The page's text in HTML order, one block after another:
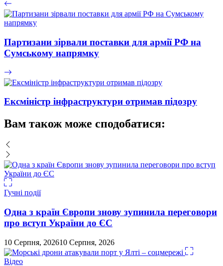
Партизани зірвали поставки для армії РФ на
Сумському напрямку
Ексміністр інфраструктури отримав підозру
Вам також може сподобатися:
Гучні події
Одна з країн Європи знову зупинила переговори
про вступ України до ЄС
10 Серпня, 202610 Серпня, 2026
Відео